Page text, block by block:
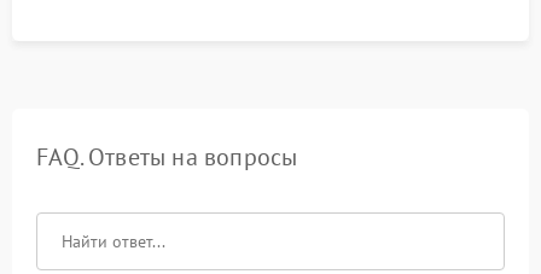
FAQ. Ответы на вопросы